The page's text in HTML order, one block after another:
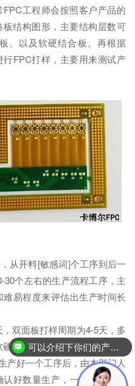
工程师会按照客户产品的
结构图形，主要结构层数可
、以及软硬结合板。再根据
FPC打样，主要用来测试产
从开料[敏感词]个工序到后一
个左右的生产流程工序，主
易程度来评估出生产时间长
双面板打样周期为4-5天，多
结合板打样周期为14-15天。
产好一个工序后，由本部门人
好数量生产，一步步到后检
可以介绍下你们的产品么？